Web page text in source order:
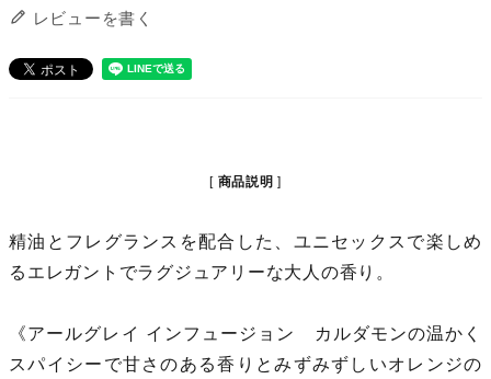
レビューを書く
商品説明
精油とフレグランスを配合した、ユニセックスで楽しめ
るエレガントでラグジュアリーな大人の香り。
《アールグレイ インフュージョン カルダモンの温かく
スパイシーで甘さのある香りとみずみずしいオレンジの